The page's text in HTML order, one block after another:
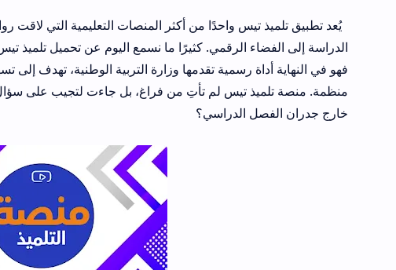
تلميذ تيس واحدًا من أكثر المنصات التعليمية التي لاقت رواجًا في السنوات
إلى الفضاء الرقمي. كثيرًا ما نسمع اليوم عن تحميل تلميذ تيس من قبل الطلاب
أداة رسمية تقدمها وزارة التربية الوطنية، تهدف إلى تسهيل الوصول
تلميذ تيس لم تأتِ من فراغ، بل جاءت لتجيب على سؤال ظل يؤرق
الفصل الدراسي؟